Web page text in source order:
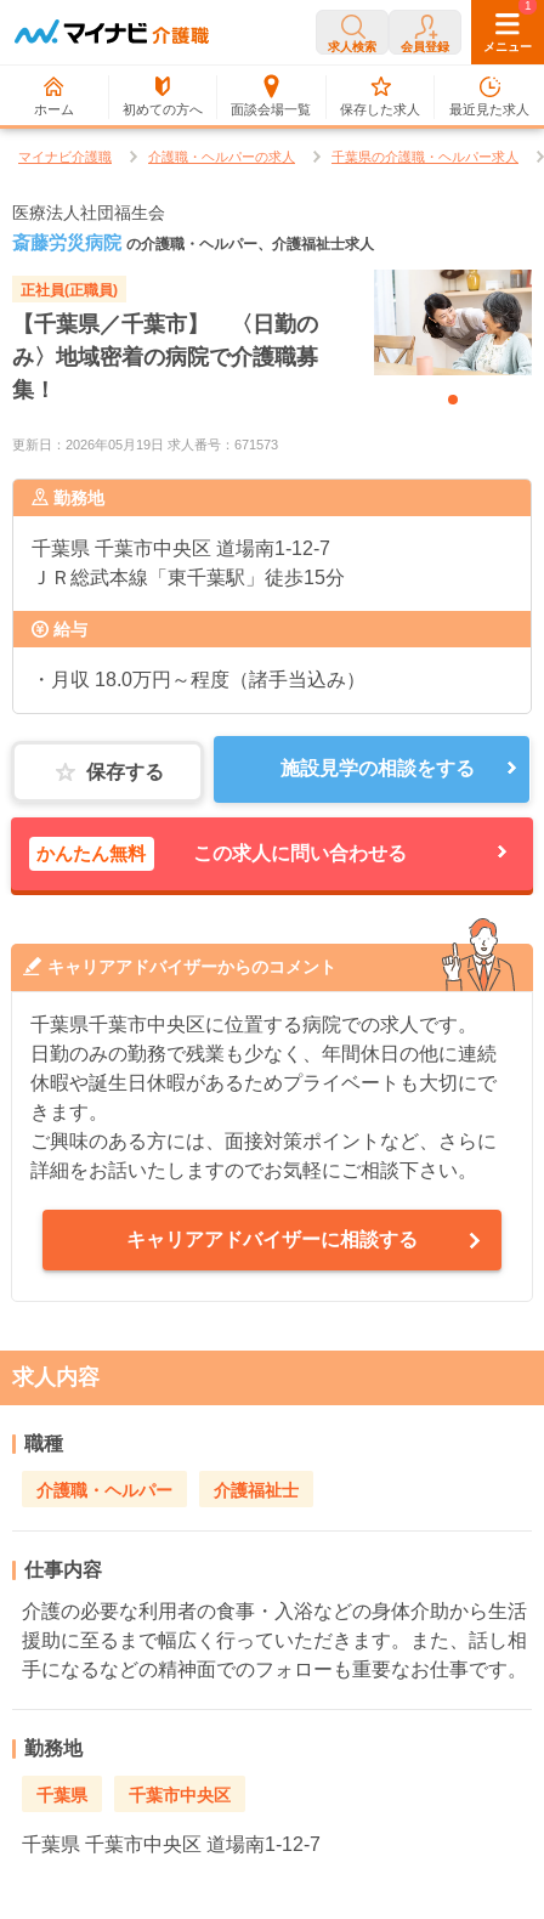
求人検索 会員登録 メニュー
ホーム 初めての方へ 面談会場一覧
0
保存した求人
1
最近見た求人
マイナビ介護職 介護職・ヘルパーの求人 千葉県の介護職・ヘルパー求人
医療法人社団福生会
斎藤労災病院 の介護職・ヘルパー、介護福祉士求人
正社員(正職員)
【千葉県／千葉市】 〈日勤の
み〉地域密着の病院で介護職募
集！
更新日：2026年05月19日 求人番号：671573
勤務地
千葉県 千葉市中央区 道場南1-12-7
ＪＲ総武本線「東千葉駅」徒歩15分
給与
・月収 18.0万円～程度（諸手当込み）
保存する 施設見学の相談をする
かんたん無料 この求人に問い合わせる
キャリアアドバイザーからのコメント
千葉県千葉市中央区に位置する病院での求人です。
日勤のみの勤務で残業も少なく、年間休日の他に連続
休暇や誕生日休暇があるためプライベートも大切にで
きます。
ご興味のある方には、面接対策ポイントなど、さらに
詳細をお話いたしますのでお気軽にご相談下さい。
キャリアアドバイザーに相談する
求人内容
職種
介護職・ヘルパー 介護福祉士
仕事内容
介護の必要な利用者の食事・入浴などの身体介助から生活
援助に至るまで幅広く行っていただきます。また、話し相
手になるなどの精神面でのフォローも重要なお仕事です。
勤務地
千葉県 千葉市中央区
千葉県 千葉市中央区 道場南1-12-7